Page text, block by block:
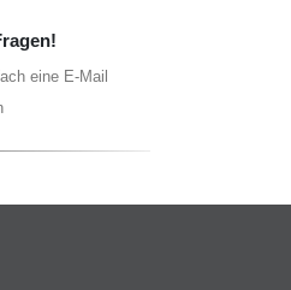
eine E-Mail